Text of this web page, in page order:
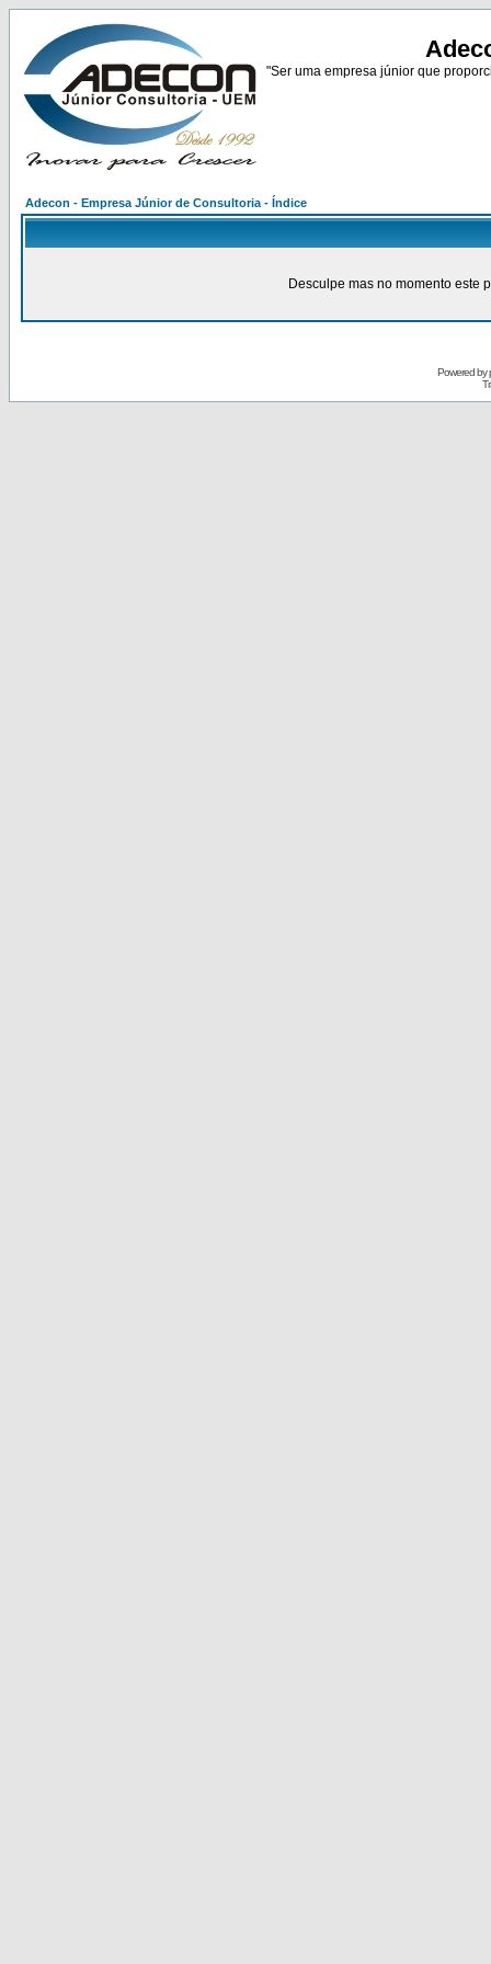
"Ser uma empresa júnior que
Adecon - Empresa Júnior de Consultoria - Índice
Desculpe mas no momento este
Powered by